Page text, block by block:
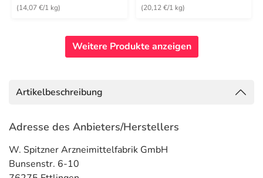
(14,07 €/1 kg) (20,12 €/1 kg)
Weitere Produkte anzeigen
Artikelbeschreibung
Adresse des Anbieters/Herstellers
W. Spitzner Arzneimittelfabrik GmbH
Bunsenstr. 6-10